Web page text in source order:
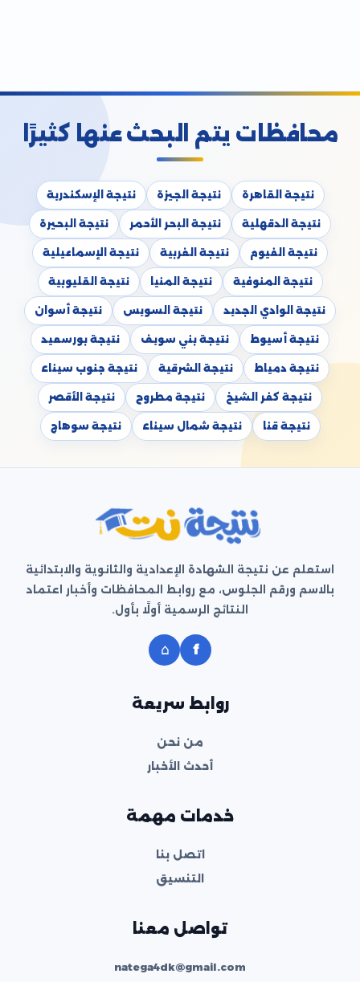
محافظات يتم البحث عنها كثيرًا
نتيجة القاهرة نتيجة الجيزة نتيجة الإسكندرية
نتيجة الدقهلية نتيجة البحر الأحمر نتيجة البحيرة
نتيجة الفيوم نتيجة الغربية نتيجة الإسماعيلية
نتيجة المنوفية نتيجة المنيا نتيجة القليوبية
نتيجة الوادي الجديد نتيجة السويس نتيجة أسوان
نتيجة أسيوط نتيجة بني سويف نتيجة بورسعيد
نتيجة دمياط نتيجة الشرقية نتيجة جنوب سيناء
نتيجة كفر الشيخ نتيجة مطروح نتيجة الأقصر
نتيجة قنا نتيجة شمال سيناء نتيجة سوهاج
استعلم عن نتيجة الشهادة الإعدادية والثانوية والابتدائية
بالاسم ورقم الجلوس، مع روابط المحافظات وأخبار اعتماد
النتائج الرسمية أولًا بأول.
f
⌂
روابط سريعة
من نحن
أحدث الأخبار
خدمات مهمة
اتصل بنا
التنسيق
تواصل معنا
natega4dk@gmail.com